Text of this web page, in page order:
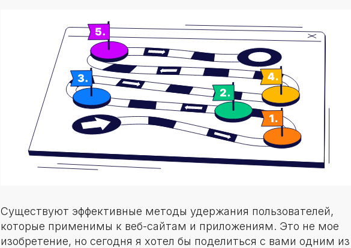
Существуют эффективные методы удержания пользователей,
которые применимы к веб-сайтам и приложениям. Это не мое
изобретение, но сегодня я хотел бы поделиться с вами одним из